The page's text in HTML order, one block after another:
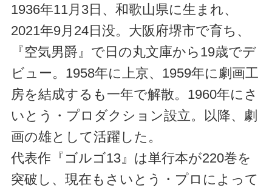
1936年11月3日、和歌山県に生まれ、
2021年9月24日没。大阪府堺市で育ち、
『空気男爵』で日の丸文庫から19歳でデ
ビュー。1958年に上京、1959年に劇画工
房を結成するも一年で解散。1960年にさ
いとう・プロダクション設立。以降、劇
画の雄として活躍した。
代表作『ゴルゴ13』は単行本が220巻を
突破し、現在もさいとう・プロによって